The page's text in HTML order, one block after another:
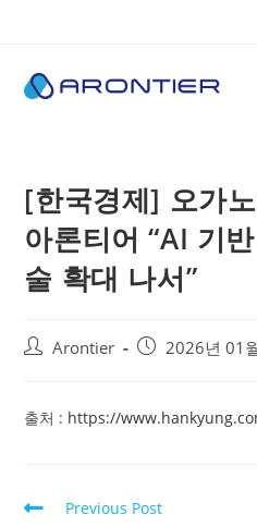
[한국경제] 오가
아론티어 “AI 기
술 확대 나서”
Arontier 2026년 01
출처 : https://
Previous Post